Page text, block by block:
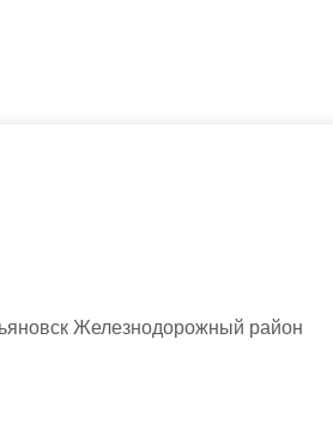
Железнодорожный район